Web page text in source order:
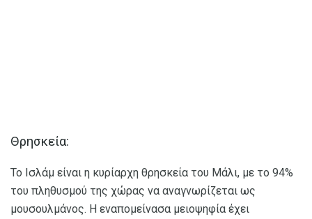
Θρησκεία:
Το Ισλάμ είναι η κυρίαρχη θρησκεία του Μάλι, με το 94%
του πληθυσμού της χώρας να αναγνωρίζεται ως
μουσουλμάνος. Η εναπομείνασα μειοψηφία έχει